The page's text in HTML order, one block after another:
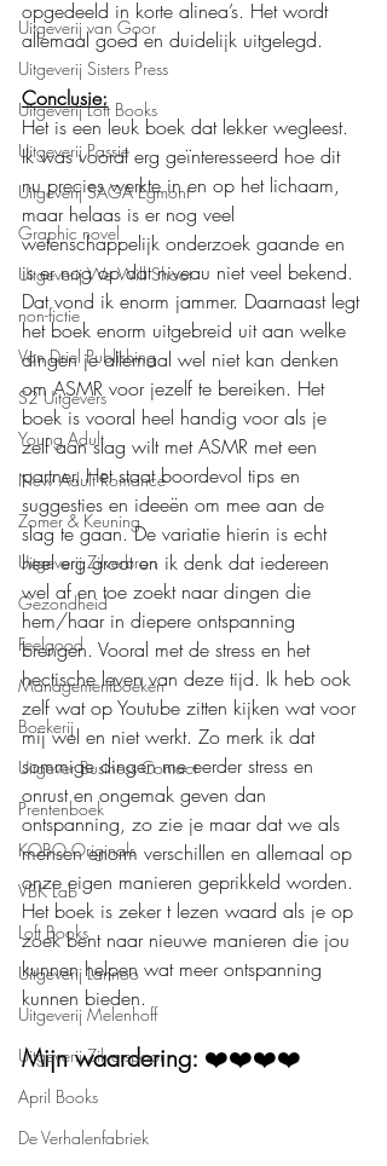
Uitgeverij van Goor
Uitgeverij Sisters Press
Uitgeverij Loft Books
Uitgeverij Passie
Uitgeverij SAGA Egmont
Graphic novel
Uitgeverij We Will Shoot
non-fictie
Van Driel Publishing
S2 Uitgevers
Young Adult
New Adult Romance
Zomer & Keuning
Uitgeverij Zilverbron
Gezondheid
Feelgood
Managementboeken
Boekerij
Uitgever Business Contact
Prentenboek
KOBO Originals
VBK Lab
Loft Books
Uitgeverij Lannoo
Uitgeverij Melenhoff
Uitgeverij Zilverspoor
April Books
De Verhalenfabriek
opgedeeld in korte alinea’s. Het wordt
allemaal goed en duidelijk uitgelegd.
Conclusie:
Het is een leuk boek dat lekker wegleest.
Ik was vooral erg geïnteresseerd hoe dit
nu precies werkte in en op het lichaam,
maar helaas is er nog veel
wetenschappelijk onderzoek gaande en
is er nog op dat niveau niet veel bekend.
Dat vond ik enorm jammer. Daarnaast legt
het boek enorm uitgebreid uit aan welke
dingen je allemaal wel niet kan denken
om ASMR voor jezelf te bereiken. Het
boek is vooral heel handig voor als je
zelf aan slag wilt met ASMR met een
partner. Het staat boordevol tips en
suggesties en ideeën om mee aan de
slag te gaan. De variatie hierin is echt
heel erg groot en ik denk dat iedereen
wel af en toe zoekt naar dingen die
hem/haar in diepere ontspanning
brengen. Vooral met de stress en het
hectische leven van deze tijd. Ik heb ook
zelf wat op Youtube zitten kijken wat voor
mij wel en niet werkt. Zo merk ik dat
sommige dingen me eerder stress en
onrust en ongemak geven dan
ontspanning, zo zie je maar dat we als
mensen enorm verschillen en allemaal op
onze eigen manieren geprikkeld worden.
Het boek is zeker t lezen waard als je op
zoek bent naar nieuwe manieren die jou
kunnen helpen wat meer ontspanning
kunnen bieden.
Mijn waardering: ❤️❤️❤️❤️